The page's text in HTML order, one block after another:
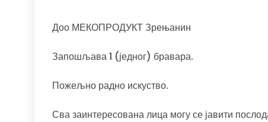
Доо МЕКОПРОДУКТ Зрењанин
Запошљава 1 (једног) бравара.
Пожељно радно искуство.
Сва заинтересована лица могу се јавити